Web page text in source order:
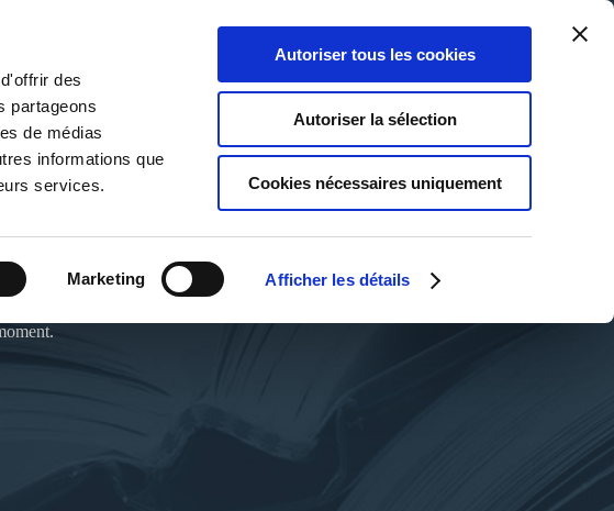
des
partageons
de médias
informations que
services.
Marketing Afficher les détails
Autoriser tous les cookies
Autoriser la sélection
Cookies nécessaires uniquement
0
Panier
0
Ma liste
Connexion